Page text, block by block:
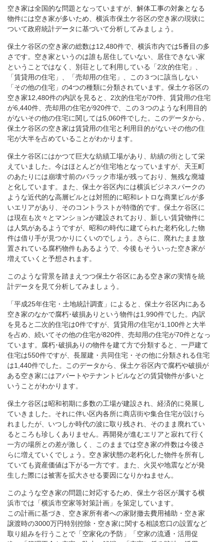
空き家は全国的な問題となっていますが、解体工事の対象となる
物件には空き家が多いため、横浜市保土ケ谷区の空き家の現状に
ついて政府統計データに基づいて分析してみましょう。
保土ケ谷区の空き家の総数は12,480件で、横浜市内では5番目の多
さです。空き家というのは誰も居住していない、居住できない家
ということではなく、別荘として利用している「2次的住宅」、
「賃貸用の住宅」、「売却用の住宅」、この３つに該当しない
「その他の住宅」の4つの種類に分類されています。保土ケ谷区の
空き家12,480件の内訳を見ると、2次的住宅が70件、賃貸用の住宅
が6,440件、売却用の住宅が920件で、この３つのような利用目的
がないその他の住宅に関しては5,060件でした。このデータから、
保土ケ谷区の空き家は賃貸用の住宅と利用目的がないその他の住
宅が大半を占めていることがわかります。
保土ケ谷区にはかつて巨大な紡績工場があり、紡績の街として栄
えていました。今はほとんどが住宅地となっていますが、天王町
のあたりには崩壊寸前のバラック市場が残っており、無残な廃墟
と化しています。また、保土ケ谷区内には横浜ビジネスパークの
ような近代的な高層ビルとは対照的に昭和レトロな商業ビルが多
いエリアがあり、そのコントラストが特徴的です。保土ケ谷区に
は現在も次々とマンションが建設されており、新しい賃貸物件に
は人気があるようですが、昭和の時代に建てられた老朽化した物
件は借り手が見つかりにくいのでしょう。さらに、廃れたまま放
置されている腐朽物件もあるようで、今後もそういった空き家が
増えていくと予想されます。
このような背景を踏まえつつ保土ケ谷区にある空き家の実情を統
計データを見て分析してみましょう。
「平成25年住宅・土地統計調査」によると、保土ケ谷区内にある
空き家のなかで腐朽･破損ありという物件は1,990件でした。内訳
を見ると二次的住宅は0件ですが、賃貸用の住宅が1,100件と大半
を占め、続いてその他の住宅が820件、売却用の住宅が70件となっ
ています。腐朽･破損ありの物件を建て方で分類すると、一戸建て
住宅は550件ですが、長屋建・共同住宅・その他に分類される住宅
は1,440件でした。このデータから、保土ケ谷区内で腐朽や破損が
ある空き家にはアパートやテナントビルなどの賃貸物件が多いと
いうことがわかります。
保土ケ谷区は昭和初期に多数の工場が建設され、経済的に発展し
ていきました。それに伴い区内各所に商店街や集合住宅が設けら
れましたが、いつしか時代の波に取り残され、そのまま廃れてい
るところも珍しくありません。再開発が進むエリアと寂れて行く
一方の場所との差が激しく、このままでは空き家の件数は今後さ
らに増えていくでしょう。空き家状態の老朽化した物件を所有し
ていても資産価値は下がる一方です。また、火災や地震などが発
生した際には被害を拡大させる要因になりかねません。
このような空き家の問題に対応するため、保土ケ谷区が属する横
浜市では「横浜市空家等対策計画」を策定しています。
この計画に基づき、空き家所有者への家財撤去費用補助・空き家
譲渡時の3000万円特別控除・空き家に関する相談窓口の設置など
取り組みを行うことで「空家化の予防」「空家の流通・活用促